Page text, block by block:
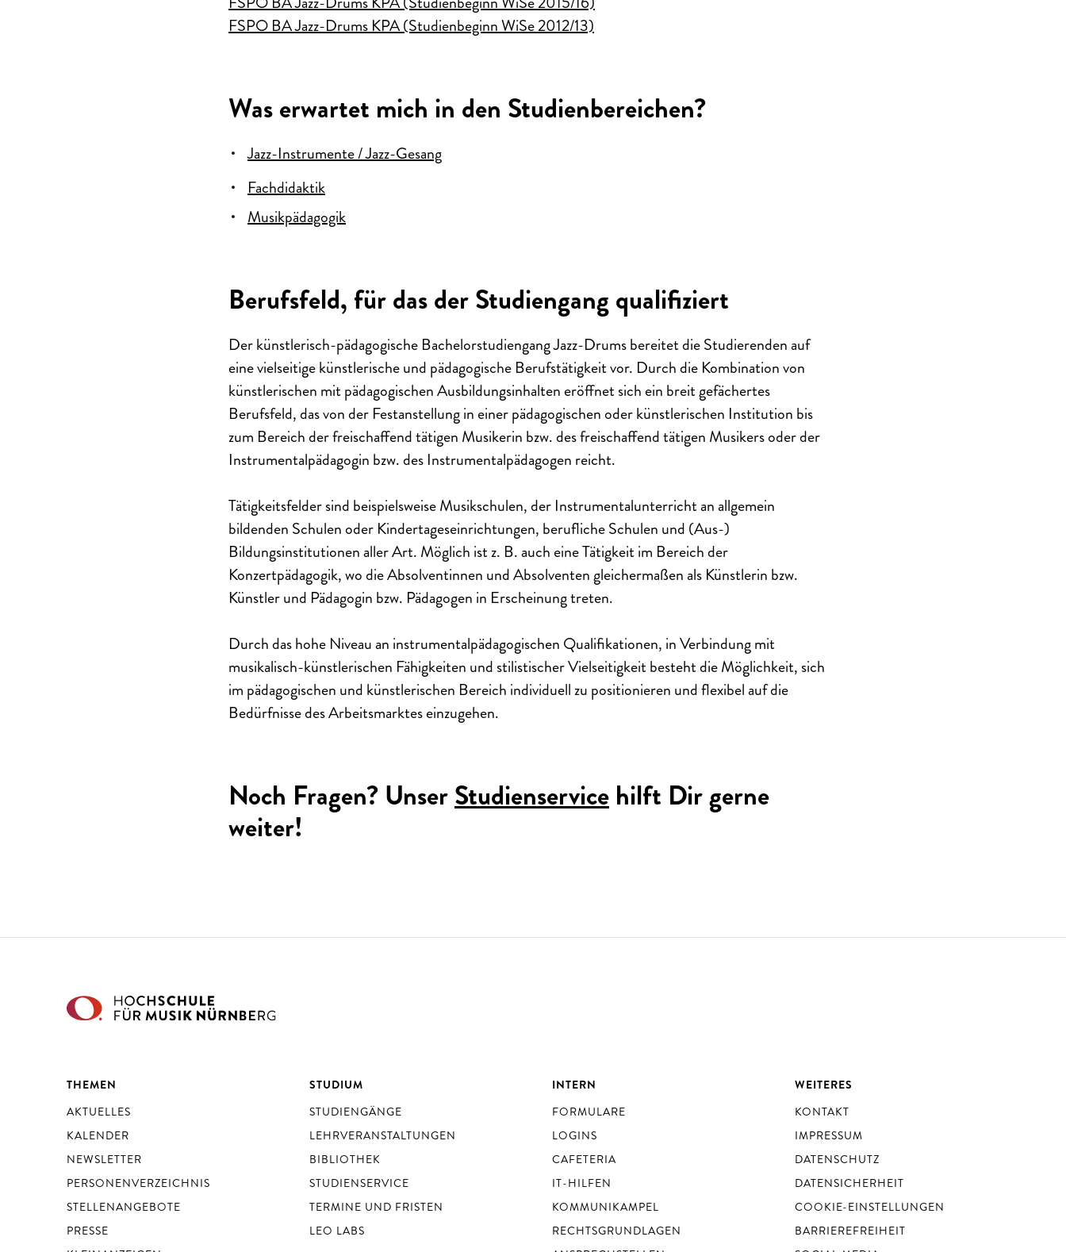
FSPO BA Jazz-Drums KPA (Studienbeginn WiSe 2012/13)
Was erwartet mich in den Studienbereichen?
Jazz-Instrumente / Jazz-Gesang
Fachdidaktik
Musikpädagogik
Berufsfeld, für das der Studiengang qualifiziert
Der künstlerisch-pädagogische BachelorstudiengangJazz-Drumsbereitet die Studierenden auf
eine vielseitigekünstlerische und pädagogische Berufstätigkeit vor. Durch die Kombination von
künstlerischen mit pädagogischen Ausbildungsinhalten eröffnet sich ein breit gefächertes
Berufsfeld, das von der Festanstellung in einer pädagogischen oder künstlerischen Institution bis
zum Bereich der freischaffend tätigen Musikerin bzw. des freischaffend tätigen Musikers oder der
Instrumentalpädagogin bzw. des Instrumentalpädagogen reicht.
Tätigkeitsfelder sind beispielsweise Musikschulen, der Instrumentalunterricht an allgemein
bildenden Schulen oder Kindertageseinrichtungen, berufliche Schulen und (Aus-)
Bildungsinstitutionen aller Art. Möglich ist z. B. auch eine Tätigkeit im Bereich der
Konzertpädagogik, wo die Absolventinnen und Absolventen gleichermaßen als Künstlerin bzw.
Künstler und Pädagogin bzw. Pädagogen in Erscheinung treten.
Durch das hohe Niveau an instrumentalpädagogischen Qualifikationen, in Verbindung mit
musikalisch-künstlerischen Fähigkeiten und stilistischer Vielseitigkeit besteht die Möglichkeit, sich
im pädagogischen und künstlerischen Bereich individuell zu positionieren und flexibel auf die
Bedürfnisse des Arbeitsmarktes einzugehen.
Noch Fragen? UnserStudienservice hilft Dir gerne
weiter!
THEMEN
AKTUELLES
KALENDER
NEWSLETTER
PERSONENVERZEICHNIS
STELLENANGEBOTE
PRESSE
STUDIUM
STUDIENGÄNGE
LEHRVERANSTALTUNGEN
BIBLIOTHEK
STUDIENSERVICE
TERMINE UND FRISTEN
LEO LABS
INTERN
FORMULARE
LOGINS
CAFETERIA
IT-HILFEN
KOMMUNIKAMPEL
RECHTSGRUNDLAGEN
WEITERES
KONTAKT
IMPRESSUM
DATENSCHUTZ
DATENSICHERHEIT
COOKIE-EINSTELLUNGEN
BARRIEREFREIHEIT